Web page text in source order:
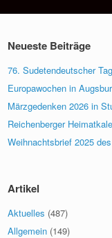
Neueste Beiträge
76. Sudetendeutscher
Europawochen in
Märzgedenken 2026 in
Reichenberger
Weihnachtsbrief 2025
Artikel
Aktuelles (487)
Allgemein (149)